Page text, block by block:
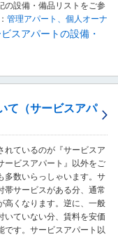
の設備・備品リストをご参
管理アパート、個人オーナ
スアパートの設備・
て（サービスアパ
れているのが『サービスア
ービスアパート』以外をご
多数いらっしゃいます。サ
帯サービスがある分、通常
高くなります。逆に、一般
いていない分、賃料を安価
です。サービスアパート以